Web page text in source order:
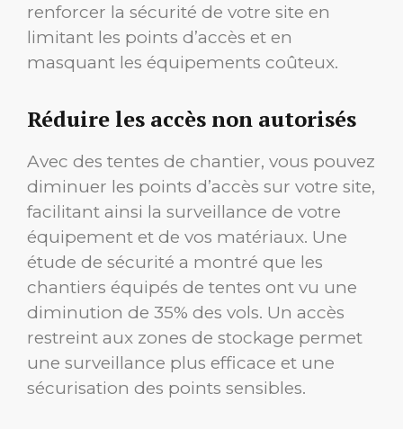
renforcer la sécurité de votre site en
limitant les points d’accès et en
masquant les équipements coûteux.
Réduire les accès non autorisés
Avec des tentes de chantier, vous pouvez
diminuer les points d’accès sur votre site,
facilitant ainsi la surveillance de votre
équipement et de vos matériaux. Une
étude de sécurité a montré que les
chantiers équipés de tentes ont vu une
diminution de 35% des vols. Un accès
restreint aux zones de stockage permet
une surveillance plus efficace et une
sécurisation des points sensibles.